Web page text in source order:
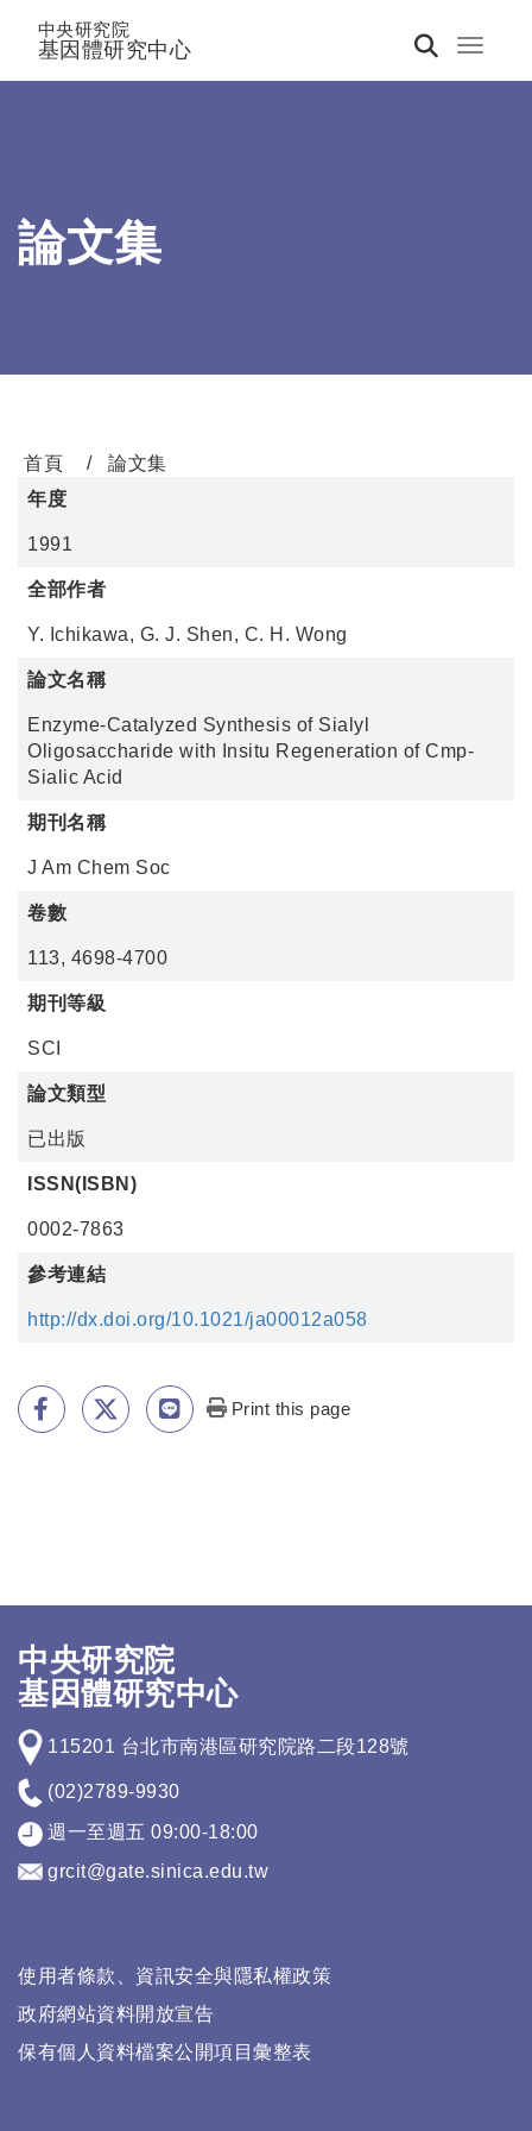
Toggle
中央研究院
基因體研究中心
論文集
首頁
論文集
年度
1991
全部作者
Y. Ichikawa, G. J. Shen, C. H. Wong
論文名稱
Enzyme-Catalyzed Synthesis of Sialyl
Oligosaccharide with Insitu Regeneration of Cmp-
Sialic Acid
期刊名稱
J Am Chem Soc
卷數
113, 4698-4700
期刊等級
SCI
論文類型
已出版
ISSN(ISBN)
0002-7863
參考連結
http://dx.doi.org/10.1021/ja00012a058
Print this page
中央研究院
基因體研究中心
115201 台北市南港區研究院路二段128號
(02)2789-9930
週一至週五 09:00-18:00
grcit@gate.sinica.edu.tw
使用者條款、資訊安全與隱私權政策
政府網站資料開放宣告
保有個人資料檔案公開項目彙整表